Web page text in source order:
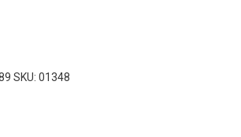
SKU: 01348